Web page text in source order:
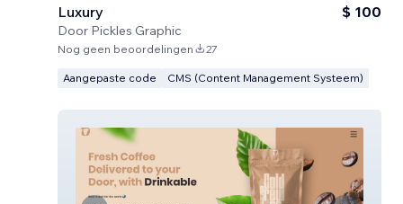
Luxury
Door Pickles Graphic
$ 100
Nog geen beoordelingen 27
Aangepaste code CMS (Content Management Systeem)